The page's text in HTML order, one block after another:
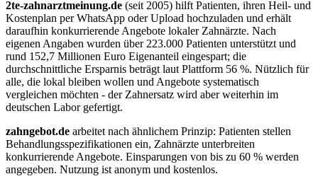
2te-zahnarztmeinung.de (seit 2005) hilft Patienten, ihren Heil- und
Kostenplan per WhatsApp oder Upload hochzuladen und erhält
daraufhin konkurrierende Angebote lokaler Zahnärzte. Nach
eigenen Angaben wurden über 223.000 Patienten unterstützt und
rund 152,7 Millionen Euro Eigenanteil eingespart; die
durchschnittliche Ersparnis beträgt laut Plattform 56 %. Nützlich für
alle, die lokal bleiben wollen und Angebote systematisch
vergleichen möchten - der Zahnersatz wird aber weiterhin im
deutschen Labor gefertigt.
zahngebot.de arbeitet nach ähnlichem Prinzip: Patienten stellen
Behandlungsspezifikationen ein, Zahnärzte unterbreiten
konkurrierende Angebote. Einsparungen von bis zu 60 % werden
angegeben. Nutzung ist anonym und kostenlos.